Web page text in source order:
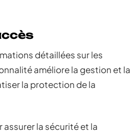
détaillées sur les
améliore la gestion et la
la protection de la
la sécurité et la